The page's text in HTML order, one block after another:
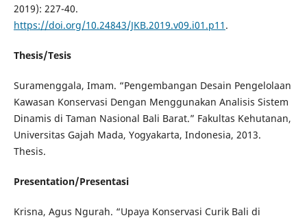
2019): 227-40.
https://doi.org/10.24843/JKB.2019.v09.i01.p11 .
Thesis/Tesis
Suramenggala, Imam. “Pengembangan Desain Pengelolaan
Kawasan Konservasi Dengan Menggunakan Analisis Sistem
Dinamis di Taman Nasional Bali Barat.” Fakultas Kehutanan,
Universitas Gajah Mada, Yogyakarta, Indonesia, 2013.
Thesis.
Presentation/Presentasi
Krisna, Agus Ngurah. “Upaya Konservasi Curik Bali di